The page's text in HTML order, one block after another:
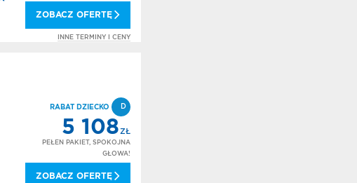
ZOBACZ OFERTĘ
INNE TERMINY I CENY
RABAT DZIECKO D
5 108ZŁ
PEŁEN PAKIET, SPOKOJNA
GŁOWA!
ZOBACZ OFERTĘ